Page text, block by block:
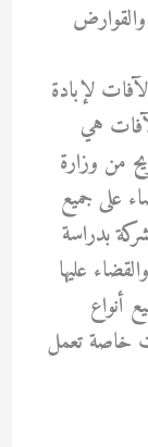
لإبادة
هي
من وزارة
على جميع
بدراسة
عليها
أنواع
خاصة تعمل